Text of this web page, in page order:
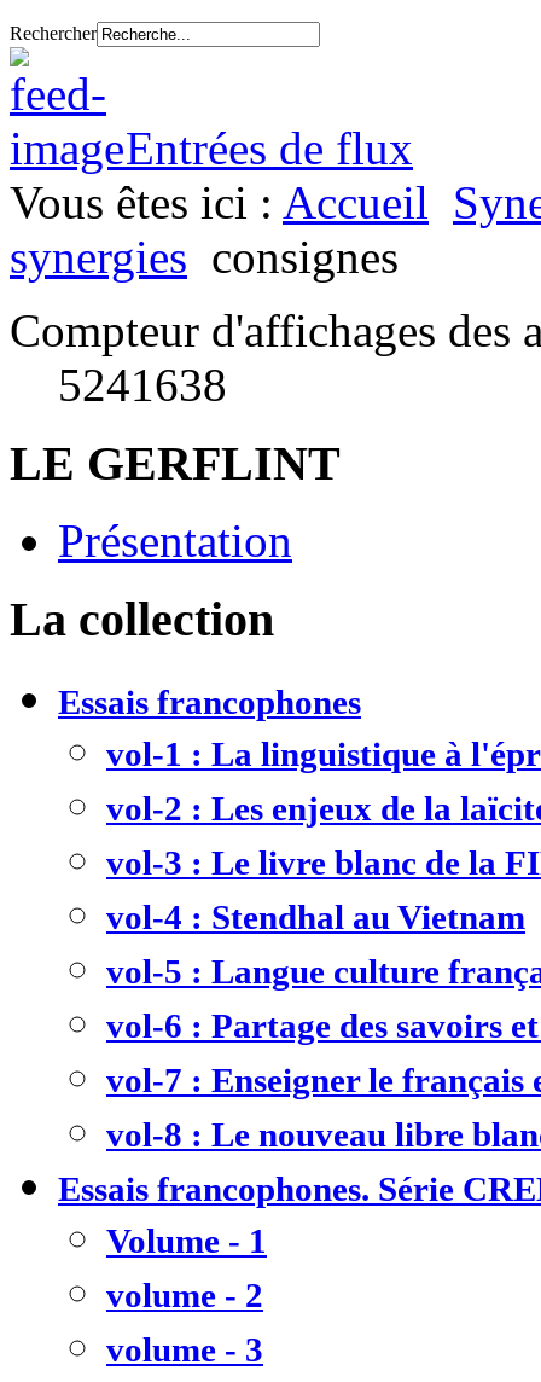
Rechercher
Entrées de flux
Vous êtes ici : Accueil
synergies consignes
Compteur d'affichages des
5241638
LE GERFLINT
Présentation
La collection
Essais francophones
vol-1 : La linguistique à
vol-2 : Les enjeux de la
vol-3 : Le livre blanc de la
vol-4 : Stendhal au Vietnam
vol-5 : Langue culture
vol-6 : Partage des savoirs
vol-7 : Enseigner le
vol-8 : Le nouveau libre
Essais francophones. Série
Volume - 1
volume - 2
volume - 3